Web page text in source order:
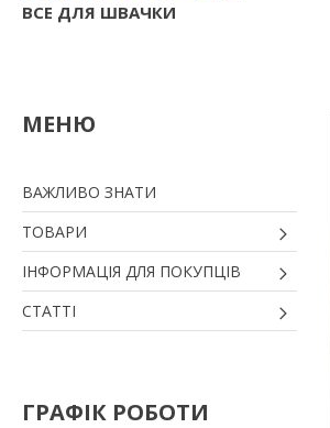
ВСЕ ДЛЯ ШВАЧКИ
ВАЖЛИВО ЗНАТИ
ТОВАРИ
ІНФОРМАЦІЯ ДЛЯ ПОКУПЦІВ
СТАТТІ
ГРАФІК РОБОТИ